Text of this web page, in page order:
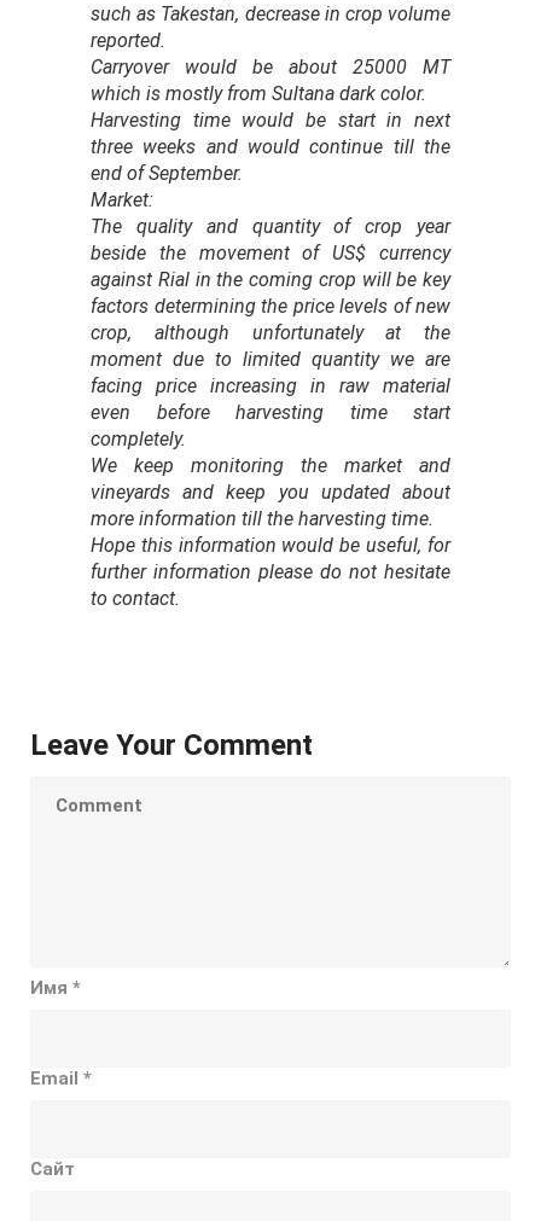
such as Takestan, decrease in crop volume
reported.
Carryover would be about 25000 MT
which is mostly from Sultana dark color.
Harvesting time would be start in next
three weeks and would continue till the
end of September.
Market:
The quality and quantity of crop year
beside the movement of US$ currency
against Rial in the coming crop will be key
factors determining the price levels of new
crop, although unfortunately at the
moment due to limited quantity we are
facing price increasing in raw material
even before harvesting time start
completely.
We keep monitoring the market and
vineyards and keep you updated about
more information till the harvesting time.
Hope this information would be useful, for
further information please do not hesitate
to contact.
Leave Your Comment
Имя *
Email *
Сайт